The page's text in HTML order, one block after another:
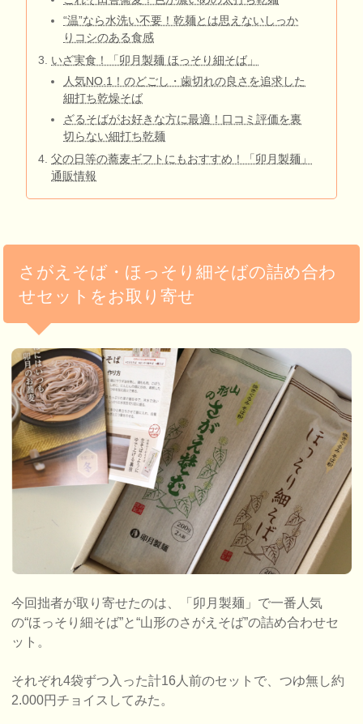
“温”なら水洗い不要！乾麺とは思えないしっか
りコシのある食感
いざ実食！「卯月製麺 ほっそり細そば」
人気NO.1！のどごし・歯切れの良さを追求した
細打ち乾燥そば
ざるそばがお好きな方に最適！口コミ評価を裏
切らない細打ち乾麺
父の日等の蕎麦ギフトにもおすすめ！「卯月製麺」
通販情報
さがえそば・ほっそり細そばの詰め合わ
せセットをお取り寄せ
今回拙者が取り寄せたのは、「卯月製麺」で一番人気
の“ほっそり細そば”と“山形のさがえそば”の詰め合わせセ
ット。
それぞれ4袋ずつ入った計16人前のセットで、つゆ無し約
2.000円チョイスしてみた。